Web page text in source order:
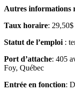
Autres informations
Taux horaire: 29,50$
Statut de l’emploi :
Port d’attache: 405
Foy, Québec
Entrée en fonction: